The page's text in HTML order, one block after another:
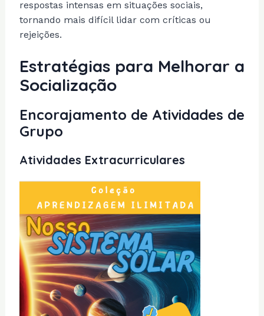
respostas intensas em situações sociais,
tornando mais difícil lidar com críticas ou
rejeições.
Estratégias para Melhorar a
Socialização
Encorajamento de Atividades de
Grupo
Atividades Extracurriculares